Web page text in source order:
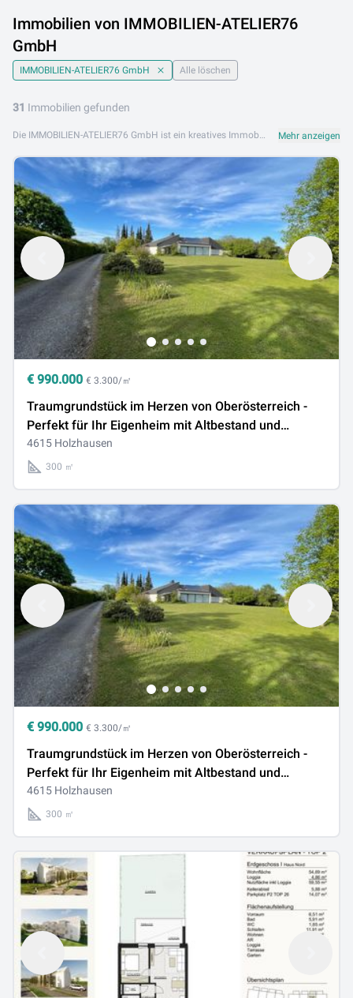
Immobilien von IMMOBILIEN-ATELIER76
GmbH
IMMOBILIEN-ATELIER76 GmbH Alle löschen
31 Immobilien gefunden
Die IMMOBILIEN-ATELIER76 GmbH ist ein kreatives Immobilienunternehmen in Linz mit einem modernen, kundenorientierten Ansatz. Mit professioneller Beratung und regionalem Markt-Know-how begleitet IMMOBILIEN-ATELIER76 GmbH Kunden bei Kauf, Verkauf und Vermietung von Wohnimmobilien in Oberösterreich. Das Angebot umfasst Eigentumswohnungen, Mietwohnungen, Einfamilienhäuser sowie Anlage- und Gewerbeobjekte in Linz und Umgebung. IMMOBILIEN-ATELIER76 GmbH steht für innovative Immobilienvermarktung, persönliche Betreuung und professionelle Abwicklung. IMMOBILIEN-ATELIER76 GmbH ist an folgendem Standort aktiv: 4020 Linz. Sehen Sie sich jetzt die Immobilienangebote von IMMOBILIEN-ATELIER76 GmbH auf Lib.at an und finden Sie Ihr Objekt in Linz. Mehr anzeigen
€ 990.000 € 3.300/㎡
Traumgrundstück im Herzen von Oberösterreich -
Perfekt für Ihr Eigenheim mit Altbestand und
riesigem Garten!
4615 Holzhausen
300 ㎡
€ 990.000 € 3.300/㎡
Traumgrundstück im Herzen von Oberösterreich -
Perfekt für Ihr Eigenheim mit Altbestand und
riesigem Garten!
4615 Holzhausen
300 ㎡